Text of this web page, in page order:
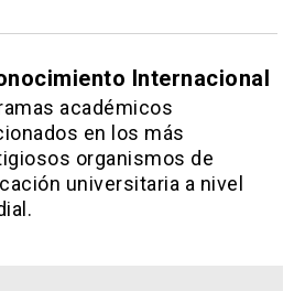
Internacional
académicos
en los más
organismos de
universitaria a nivel